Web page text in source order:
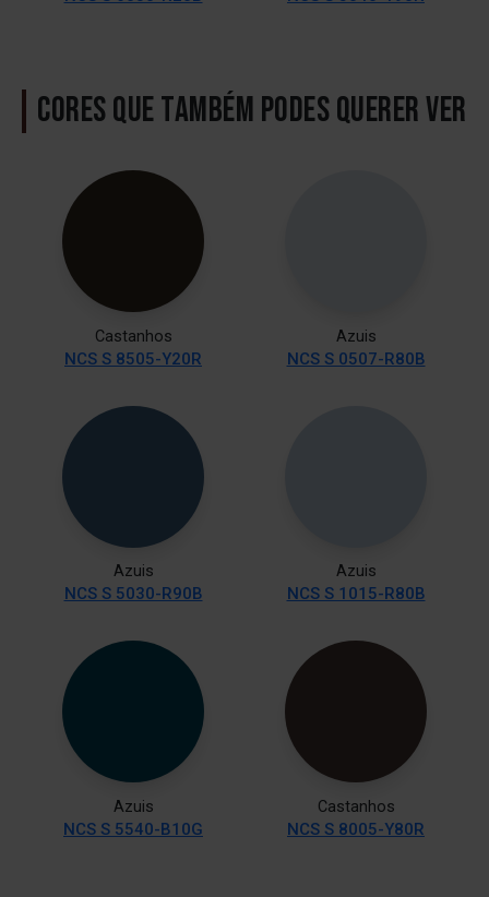
CORES QUE TAMBÉM PODES QUERER VER
Castanhos
NCS S 8505-Y20R
Azuis
NCS S 0507-R80B
Azuis
NCS S 5030-R90B
Azuis
NCS S 1015-R80B
Azuis
NCS S 5540-B10G
Castanhos
NCS S 8005-Y80R